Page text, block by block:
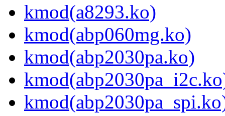
kmod(a8293.ko)
kmod(abp060mg.ko)
kmod(abp2030pa.ko)